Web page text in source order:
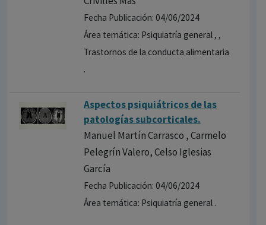
Fecha Publicación: 04/06/2024
Área temática: Psiquiatría general , ,
Trastornos de la conducta alimentaria
.
Aspectos psiquiátricos de las
patologías subcorticales.
Manuel Martín Carrasco , Carmelo
Pelegrín Valero, Celso Iglesias
García
Fecha Publicación: 04/06/2024
Área temática: Psiquiatría general .